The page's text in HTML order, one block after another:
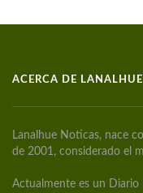
ACERCA DE
Lanalhue Noticas, nace
de 2001, considerado el
Actualmente es un Diario